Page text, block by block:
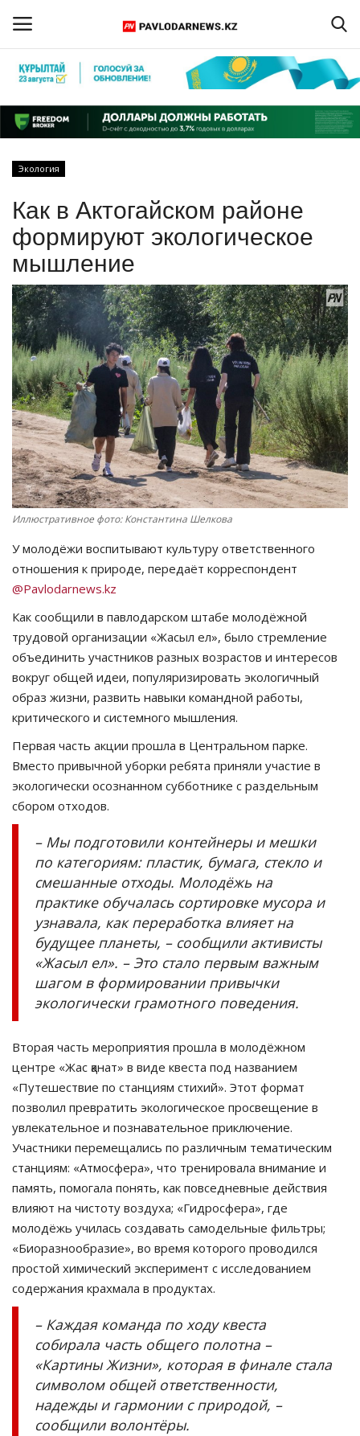
Регистрация
Главная
ПАВЛОДАРСКАЯ ОБЛАСТЬ
КАЗАХСТАН
МИР
СПЕЦПРОЕКТЫ
СПОРТ
Чек-лист
РАЗВЛЕЧЕНИЯ
OFFICIAL
Курултай
Язык
Қазақша Русский
Экология
Как в Актогайском районе
формируют экологическое
мышление
Иллюстративное фото: Константина Шелкова
У молодёжи воспитывают культуру ответственного
отношения к природе, передаёт корреспондент
@Pavlodarnews.kz
Как сообщили в павлодарском штабе молодёжной
трудовой организации «Жасыл ел», было стремление
объединить участников разных возрастов и интересов
вокруг общей идеи, популяризировать экологичный
образ жизни, развить навыки командной работы,
критического и системного мышления.
Первая часть акции прошла в Центральном парке.
Вместо привычной уборки ребята приняли участие в
экологически осознанном субботнике с раздельным
сбором отходов.
– Мы подготовили контейнеры и мешки
по категориям: пластик, бумага, стекло и
смешанные отходы. Молодёжь на
практике обучалась сортировке мусора и
узнавала, как переработка влияет на
будущее планеты, – сообщили активисты
«Жасыл ел». – Это стало первым важным
шагом в формировании привычки
экологически грамотного поведения.
Вторая часть мероприятия прошла в молодёжном
центре «Жас қанат» в виде квеста под названием
«Путешествие по станциям стихий». Этот формат
позволил превратить экологическое просвещение в
увлекательное и познавательное приключение.
Участники перемещались по различным тематическим
станциям: «Атмосфера», что тренировала внимание и
память, помогала понять, как повседневные действия
влияют на чистоту воздуха; «Гидросфера», где
молодёжь училась создавать самодельные фильтры;
«Биоразнообразие», во время которого проводился
простой химический эксперимент с исследованием
содержания крахмала в продуктах.
– Каждая команда по ходу квеста
собирала часть общего полотна –
«Картины Жизни», которая в финале стала
символом общей ответственности,
надежды и гармонии с природой, –
сообщили волонтёры.